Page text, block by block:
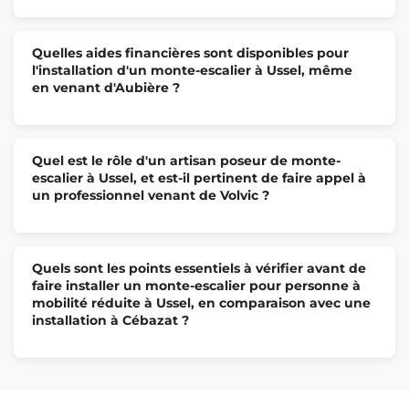
Quelles aides financières sont disponibles pour
l'installation d'un monte-escalier à Ussel, même
en venant d'Aubière ?
Quel est le rôle d'un artisan poseur de monte-
escalier à Ussel, et est-il pertinent de faire appel à
un professionnel venant de Volvic ?
Quels sont les points essentiels à vérifier avant de
faire installer un monte-escalier pour personne à
mobilité réduite à Ussel, en comparaison avec une
installation à Cébazat ?